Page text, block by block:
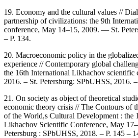
19. Economy and the cultural values //
partnership of civilizations: the 9th
conference, May 14–15, 2009. — St.
– P. 134.
20. Macroeconomic policy in the
experience // Contemporary global
the 16th International Likhachov scientific
2016. – St. Petersburg: SPbUHSS, 2016. –
21. On society as object of theoretical
economic theory crisis // The Contours of
of the World,s Cultural Development : the
Likhachov Scientific Conference, May
Petersburg : SPbUHSS, 2018. – P. 145 –